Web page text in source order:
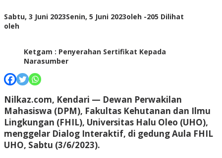
Sabtu, 3 Juni 2023Senin, 5 Juni 2023oleh -205 Dilihat
oleh
Ketgam : Penyerahan Sertifikat Kepada
Narasumber
Nilkaz.com, Kendari — Dewan Perwakilan
Mahasiswa (DPM), Fakultas Kehutanan dan Ilmu
Lingkungan (FHIL), Universitas Halu Oleo (UHO),
menggelar Dialog Interaktif, di gedung Aula FHIL
UHO, Sabtu (3/6/2023).